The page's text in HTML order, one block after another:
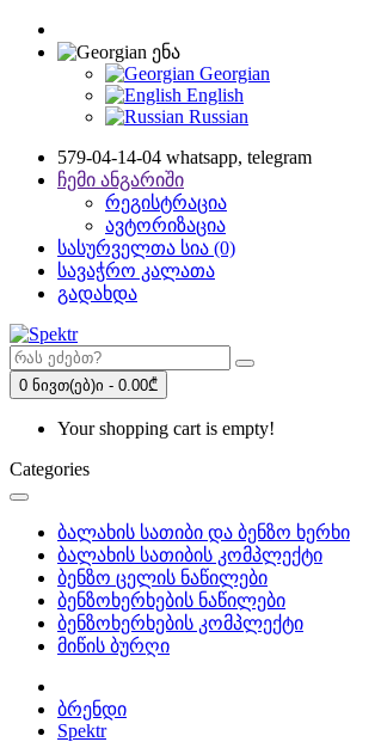
ენა
Georgian
English
Russian
579-04-14-04 whatsapp, telegram
ჩემი ანგარიში
რეგისტრაცია
ავტორიზაცია
სასურველთა სია (0)
სავაჭრო კალათა
გადახდა
0 ნივთ(ებ)ი - 0.00₾
Your shopping cart is empty!
Categories
ბალახის სათიბი და ბენზო ხერხი
ბალახის სათიბის კომპლექტი
ბენზო ცელის ნაწილები
ბენზოხერხების ნაწილები
ბენზოხერხების კომპლექტი
მიწის ბურღი
ბრენდი
Spektr